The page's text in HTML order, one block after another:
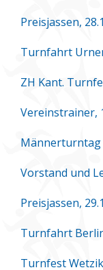
Preisjassen,
Turnfahrt
ZH Kant.
Vereinstrainer,
Männerturntag
Vorstand und
Preisjassen,
Turnfahrt
Turnfest